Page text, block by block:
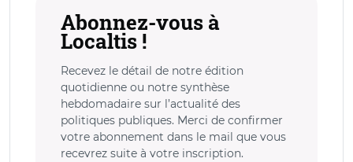
Abonnez-vous à
Localtis !
Recevez le détail de notre édition
quotidienne ou notre synthèse
hebdomadaire sur l’actualité des
politiques publiques. Merci de confirmer
votre abonnement dans le mail que vous
recevrez suite à votre inscription.